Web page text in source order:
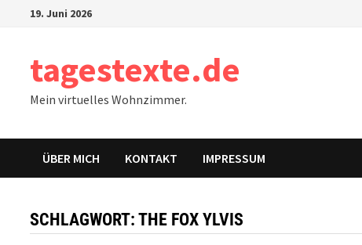
19. Juni 2026
tagestexte.de
Mein virtuelles Wohnzimmer.
ÜBER MICH KONTAKT IMPRESSUM
SCHLAGWORT:THE FOX YLVIS